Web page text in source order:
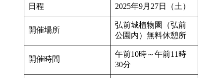
日程 2025年9月27日（土）
開催場所
弘前城植物園（弘前
公園内）無料休憩所
開催時間
午前10時～午前11時
30分